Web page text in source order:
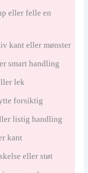
eller felle en
kant eller mønster
smart handling
lek
forsiktig
listig handling
kant
eller støt